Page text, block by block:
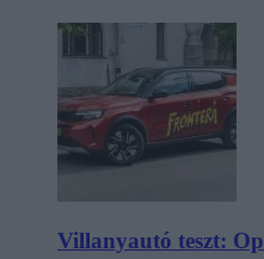
Villanyautó teszt: